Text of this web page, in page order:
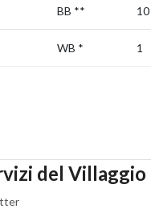
BB ** 10
WB * 1
del Villaggio